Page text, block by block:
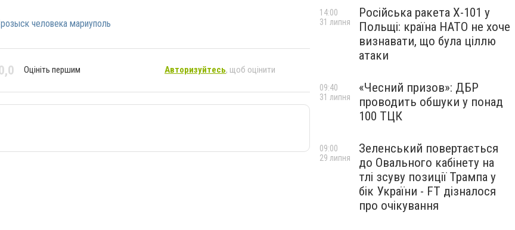
человека мариуполь
Оцініть першим Авторизуйтесь, щоб оцінити
Російська ракета Х-101 у
Польщі: країна НАТО не хоче
визнавати, що була ціллю
атаки
14:00
31 липня
«Чесний призов»: ДБР
проводить обшуки у понад
100 ТЦК
09:40
31 липня
Зеленський повертається
до Овального кабінету на
тлі зсуву позиції Трампа у
бік України - FT дізналося
про очікування
09:00
29 липня